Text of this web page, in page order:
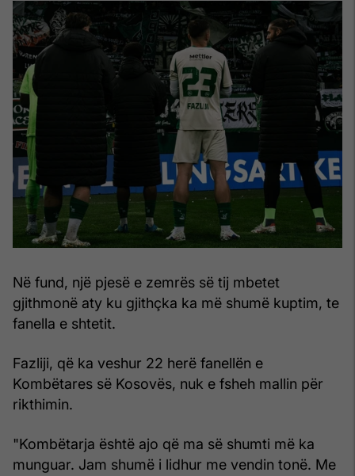
Në fund, një pjesë e zemrës së tij mbetet
gjithmonë aty ku gjithçka ka më shumë kuptim, te
fanella e shtetit.
Fazliji, që ka veshur 22 herë fanellën e
Kombëtares së Kosovës, nuk e fsheh mallin për
rikthimin.
"Kombëtarja është ajo që ma së shumti më ka
munguar. Jam shumë i lidhur me vendin tonë. Me